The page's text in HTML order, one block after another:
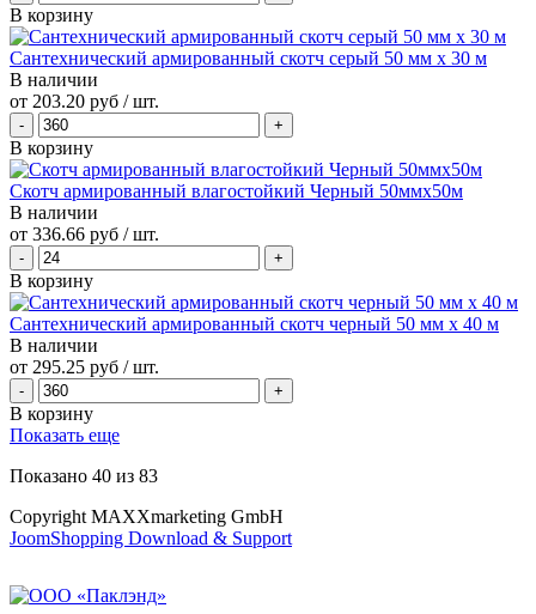
В корзину
Сантехнический армированный скотч серый 50 мм х 30 м
В наличии
от 203.20 руб / шт.
В корзину
Скотч армированный влагостойкий Черный 50ммх50м
В наличии
от 336.66 руб / шт.
В корзину
Сантехнический армированный скотч черный 50 мм х 40 м
В наличии
от 295.25 руб / шт.
В корзину
Показать еще
Показано 40 из 83
Copyright MAXXmarketing GmbH
JoomShopping Download & Support